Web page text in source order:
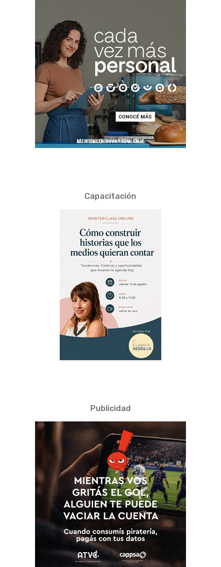
Capacitación
Publicidad